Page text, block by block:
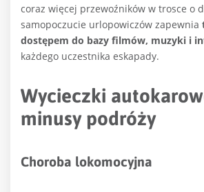
coraz więcej przewoźników w trosce o
samopoczucie urlopowiczów zapewnia
dostępem do bazy filmów, muzyki i
każdego uczestnika eskapady.
Wycieczki
minusy podróży
Choroba lokomocyjna